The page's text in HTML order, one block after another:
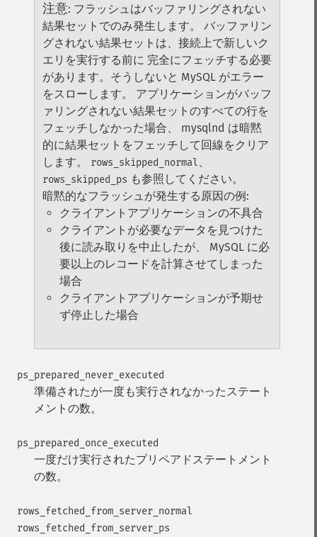
注意: フラッシュはバッファリングされない
結果セットでのみ発生します。 バッファリン
グされない結果セットは、接続上で新しいク
エリを実行する前に 完全にフェッチする必要
があります。そうしないと MySQL がエラー
をスローします。 アプリケーションがバッフ
ァリングされない結果セットのすべての行を
フェッチしなかった場合、 mysqlnd は暗黙
的に結果セットをフェッチして回線をクリア
します。
rows_skipped_normal、
rows_skipped_ps も参照してください。
暗黙的なフラッシュが発生する原因の例:
クライアントアプリケーションの不具合
クライアントが必要なデータを見つけた
後に読み取りを中止したが、 MySQL に必
要以上のレコードを計算させてしまった
場合
クライアントアプリケーションが予期せ
ず停止した場合
ps_prepared_never_executed
準備されたが一度も実行されなかったステート
メントの数。
ps_prepared_once_executed
一度だけ実行されたプリペアドステートメント
の数。
rows_fetched_from_server_normal
rows_fetched_from_server_ps